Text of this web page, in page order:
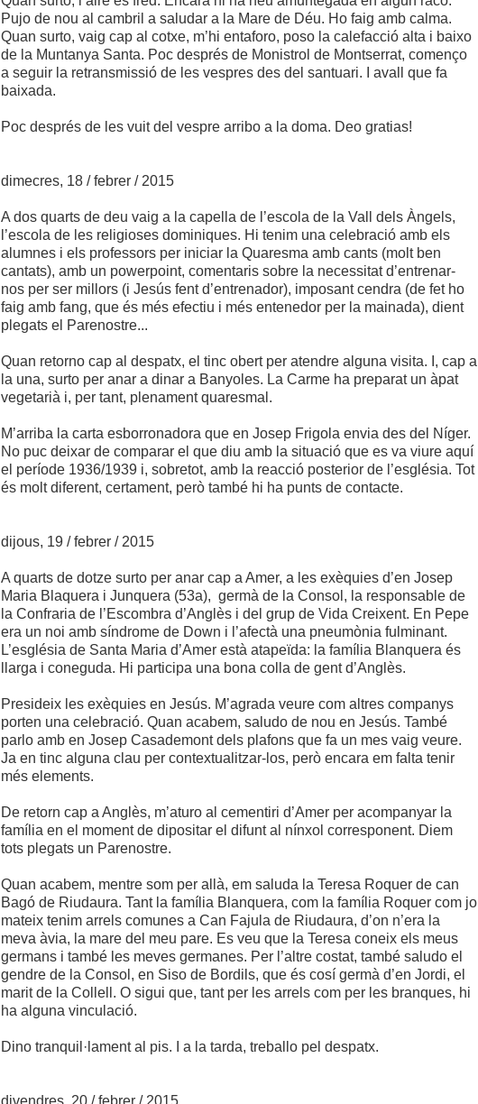
Pujo de nou al cambril a saludar a la Mare de Déu. Ho faig amb calma.
Quan surto, vaig cap al cotxe, m’hi entaforo, poso la calefacció alta i baixo
de la Muntanya Santa. Poc després de Monistrol de Montserrat, començo
a seguir la retransmissió de les vespres des del santuari. I avall que fa
baixada.
Poc després de les vuit del vespre arribo a la doma. Deo gratias!
dimecres, 18 / febrer / 2015
A dos quarts de deu vaig a la capella de l’escola de la Vall dels Àngels,
l’escola de les religioses dominiques. Hi tenim una celebració amb els
alumnes i els professors per iniciar la Quaresma amb cants (molt ben
cantats), amb un powerpoint, comentaris sobre la necessitat d’entrenar-
nos per ser millors (i Jesús fent d’entrenador), imposant cendra (de fet ho
faig amb fang, que és més efectiu i més entenedor per la mainada), dient
plegats el Parenostre...
Quan retorno cap al despatx, el tinc obert per atendre alguna visita. I, cap a
la una, surto per anar a dinar a Banyoles. La Carme ha preparat un àpat
vegetarià i, per tant, plenament quaresmal.
M’arriba la carta esborronadora que en Josep Frigola envia des del Níger.
No puc deixar de comparar el que diu amb la situació que es va viure aquí
el període 1936/1939 i, sobretot, amb la reacció posterior de l’església. Tot
és molt diferent, certament, però també hi ha punts de contacte.
dijous, 19 / febrer / 2015
A quarts de dotze surto per anar cap a Amer, a les exèquies d’en Josep
Maria Blaquera i Junquera (53a), germà de la Consol, la responsable de
la Confraria de l’Escombra d’Anglès i del grup de Vida Creixent. En Pepe
era un noi amb síndrome de Down i l’afectà una pneumònia fulminant.
L’església de Santa Maria d’Amer està atapeïda: la família Blanquera és
llarga i coneguda. Hi participa una bona colla de gent d’Anglès.
Presideix les exèquies en Jesús. M’agrada veure com altres companys
porten una celebració. Quan acabem, saludo de nou en Jesús. També
parlo amb en Josep Casademont dels plafons que fa un mes vaig veure.
Ja en tinc alguna clau per contextualitzar-los, però encara em falta tenir
més elements.
De retorn cap a Anglès, m’aturo al cementiri d’Amer per acompanyar la
família en el moment de dipositar el difunt al nínxol corresponent. Diem
tots plegats un Parenostre.
Quan acabem, mentre som per allà, em saluda la Teresa Roquer de can
Bagó de Riudaura. Tant la família Blanquera, com la família Roquer com jo
mateix tenim arrels comunes a Can Fajula de Riudaura, d’on n’era la
meva àvia, la mare del meu pare. Es veu que la Teresa coneix els meus
germans i també les meves germanes. Per l’altre costat, també saludo el
gendre de la Consol, en Siso de Bordils, que és cosí germà d’en Jordi, el
marit de la Collell. O sigui que, tant per les arrels com per les branques, hi
ha alguna vinculació.
Dino tranquil·lament al pis. I a la tarda, treballo pel despatx.
divendres, 20 / febrer / 2015